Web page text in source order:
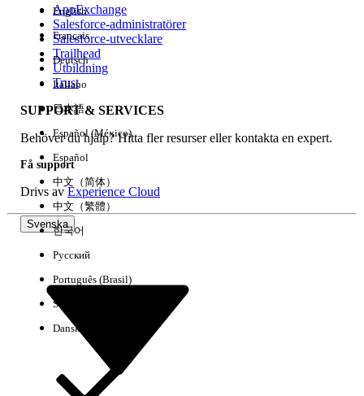
Händelse
Rensa alla Klart
AppExchange
Salesforce-administratörer
Salesforce-utvecklare
Trailhead
Utbildning
Trust
SUPPORT & SERVICES
Behöver du hjälp? Hitta fler resurser eller kontakta en expert.
Få support
Drivs avExperience Cloud
Svenska
English
Français
Deutsch
Italiano
日本語
Español (México)
Español
中文（简体）
中文（繁體）
한국어
Русский
Português (Brasil)
Suomi
Dansk